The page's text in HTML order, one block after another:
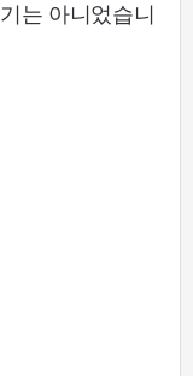
는 아니었습니